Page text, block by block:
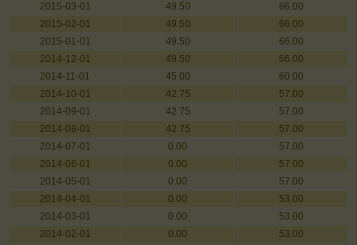
2015-03-01
49.50
66.00
2015-02-01
49.50
66.00
2015-01-01
49.50
66.00
2014-12-01
49.50
66.00
2014-11-01
45.00
60.00
2014-10-01
42.75
57.00
2014-09-01
42.75
57.00
2014-08-01
42.75
57.00
2014-07-01
0.00
57.00
2014-06-01
0.00
57.00
2014-05-01
0.00
57.00
2014-04-01
0.00
53.00
2014-03-01
0.00
53.00
2014-02-01
0.00
53.00